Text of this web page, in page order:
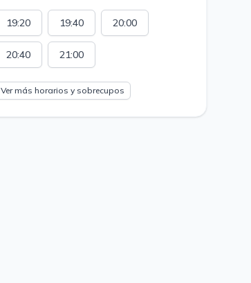
19:20 19:40 20:00
20:40 21:00
Ver más horarios y sobrecupos